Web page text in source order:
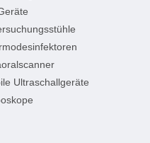
Ultraschallgeräte